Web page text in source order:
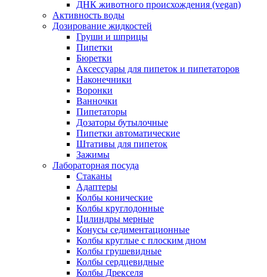
ДНК животного происхождения (vegan)
Активность воды
Дозирование жидкостей
Груши и шприцы
Пипетки
Бюретки
Аксессуары для пипеток и пипетаторов
Наконечники
Воронки
Ванночки
Пипетаторы
Дозаторы бутылочные
Пипетки автоматические
Штативы для пипеток
Зажимы
Лабораторная посуда
Стаканы
Адаптеры
Колбы конические
Колбы круглодонные
Цилиндры мерные
Конусы седиментационные
Колбы круглые с плоским дном
Колбы грушевидные
Колбы сердцевидные
Колбы Дрекселя